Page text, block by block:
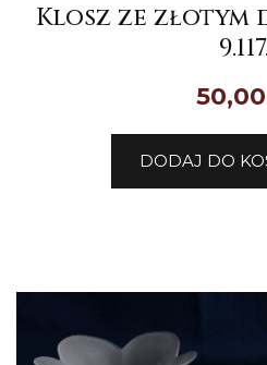
Klosz ze złotym
9.117.
50,00
DODAJ DO